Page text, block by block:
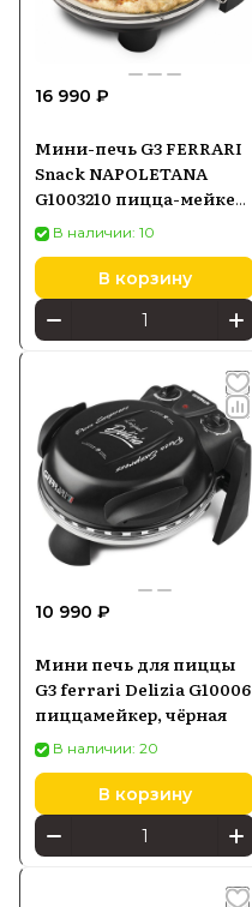
16 990 ₽
Мини-печь G3 FERRARI
Snack NAPOLETANA
G1003210 пицца-мейкер
чёрный
В наличии: 10
В корзину
10 990 ₽
Мини печь для пиццы
G3 ferrari Delizia G10006
пиццамейкер, чёрная
В наличии: 20
В корзину